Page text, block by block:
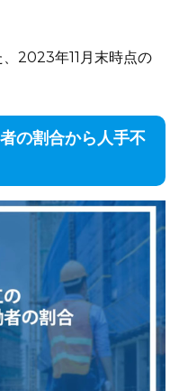
2023年11月末時点の
の割合から人手不